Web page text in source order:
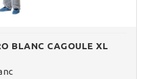
BLANC CAGOULE XL